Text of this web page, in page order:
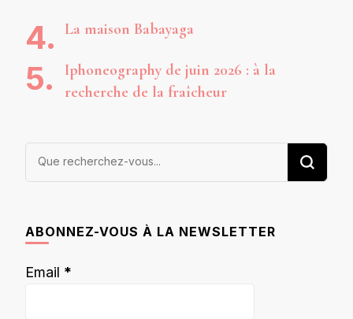
La maison Babayaga
Iphoneography de juin 2026 : à la
recherche de la fraîcheur
Vous
ABONNEZ-VOUS À LA NEWSLETTER
Email *